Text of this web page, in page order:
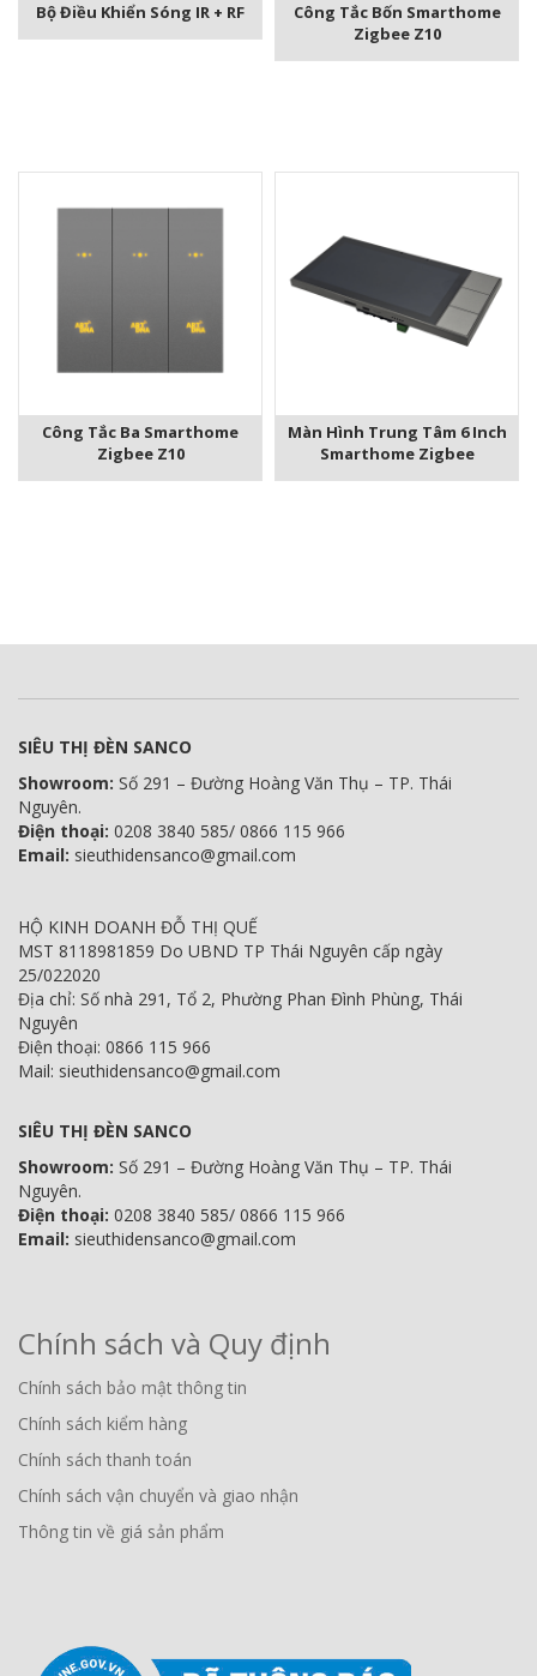
Bộ Điều Khiển Sóng IR + RF
Công Tắc Bốn Smarthome
Zigbee Z10
Công Tắc Ba Smarthome
Zigbee Z10
Màn Hình Trung Tâm 6 Inch
Smarthome Zigbee
SIÊU THỊ ĐÈN SANCO
Showroom: Số 291 – Đường Hoàng Văn Thụ – TP. Thái
Nguyên.
Điện thoại: 0208 3840 585/ 0866 115 966
Email: sieuthidensanco@gmail.com
HỘ KINH DOANH ĐỖ THỊ QUẾ
MST 8118981859 Do UBND TP Thái Nguyên cấp ngày
25/022020
Địa chỉ: Số nhà 291, Tổ 2, Phường Phan Đình Phùng, Thái
Nguyên
Điện thoại: 0866 115 966
Mail: sieuthidensanco@gmail.com
SIÊU THỊ ĐÈN SANCO
Showroom: Số 291 – Đường Hoàng Văn Thụ – TP. Thái
Nguyên.
Điện thoại: 0208 3840 585/ 0866 115 966
Email: sieuthidensanco@gmail.com
Chính sách và Quy định
Chính sách bảo mật thông tin
Chính sách kiểm hàng
Chính sách thanh toán
Chính sách vận chuyển và giao nhận
Thông tin về giá sản phẩm